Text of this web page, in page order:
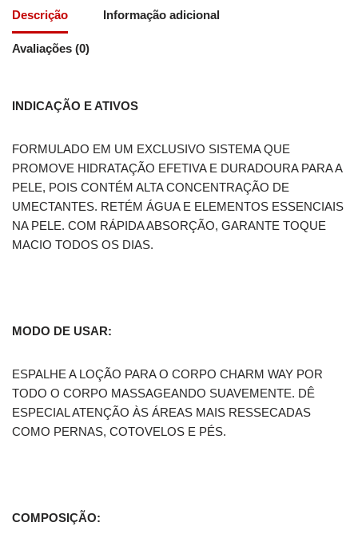
Descrição Informação adicional
Avaliações (0)
INDICAÇÃO E ATIVOS
FORMULADO EM UM EXCLUSIVO SISTEMA QUE
PROMOVE HIDRATAÇÃO EFETIVA E DURADOURA PARA A
PELE, POIS CONTÉM ALTA CONCENTRAÇÃO DE
UMECTANTES. RETÉM ÁGUA E ELEMENTOS ESSENCIAIS
NA PELE. COM RÁPIDA ABSORÇÃO, GARANTE TOQUE
MACIO TODOS OS DIAS.
MODO DE USAR:
ESPALHE A LOÇÃO PARA O CORPO CHARM WAY POR
TODO O CORPO MASSAGEANDO SUAVEMENTE. DÊ
ESPECIAL ATENÇÃO ÀS ÁREAS MAIS RESSECADAS
COMO PERNAS, COTOVELOS E PÉS.
COMPOSIÇÃO: